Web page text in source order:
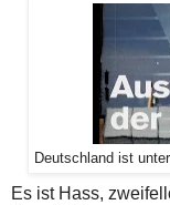
Deutschland ist
Es ist Hass,